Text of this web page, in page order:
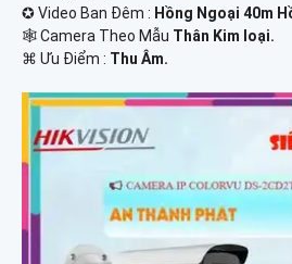
✪ Video Ban Đêm : Hồng Ngoại 40m
🕸️ Camera Theo Mẫu Thân Kim loại.
️⌘ Ưu Điểm : Thu Âm.